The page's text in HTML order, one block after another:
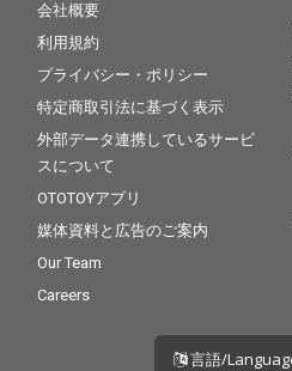
会社概要
利用規約
プライバシー・ポリシー
特定商取引法に基づく表示
外部データ連携しているサービ
スについて
OTOTOYアプリ
媒体資料と広告のご案内
Our Team
Careers
言語/